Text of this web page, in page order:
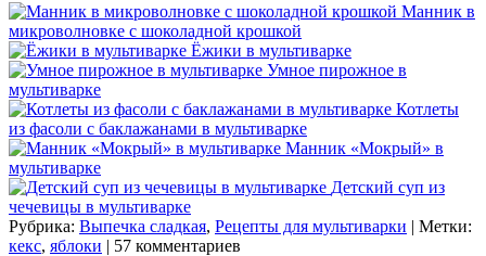
Манник в
микроволновке с шоколадной крошкой
Ёжики в мультиварке
Умное пирожное в
мультиварке
Котлеты
из фасоли с баклажанами в мультиварке
Манник «Мокрый» в
мультиварке
Детский суп из
чечевицы в мультиварке
Рубрика: Выпечка сладкая, Рецепты для мультиварки | Метки:
кекс, яблоки | 57 комментариев